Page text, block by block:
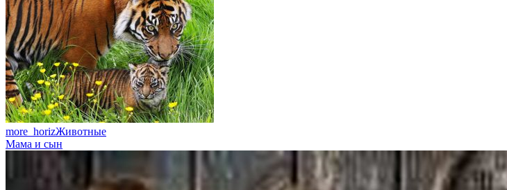
more_horizЖивотные
Мама и сын